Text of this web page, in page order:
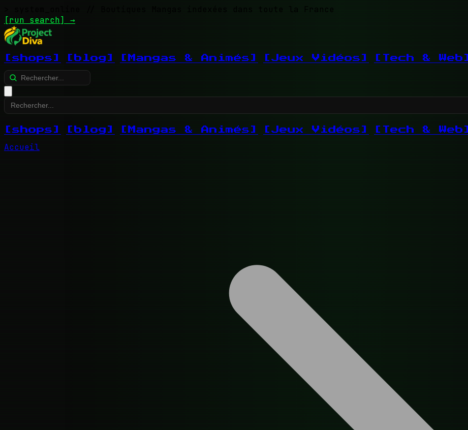
// Boutiques Mangas indexées dans toute la France
[run search] →
[shops] [blog] [Mangas & Animés] [Jeux Vidéos] [Tech & Web]
[shops] [blog] [Mangas & Animés] [Jeux Vidéos] [Tech & Web]
Accueil